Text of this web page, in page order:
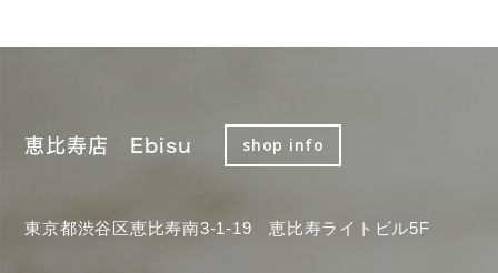
恵比寿店 Ebisu shop info
東京都渋谷区恵比寿南3-1-19 恵比寿ライトビル5F